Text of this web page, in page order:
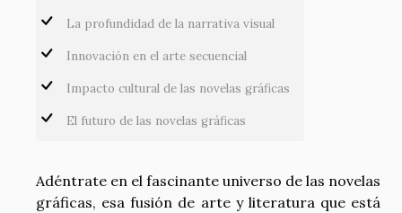
La profundidad de la narrativa visual
Innovación en el arte secuencial
Impacto cultural de las novelas gráficas
El futuro de las novelas gráficas
Adéntrate en el fascinante universo de las novelas
gráficas, esa fusión de arte y literatura que está